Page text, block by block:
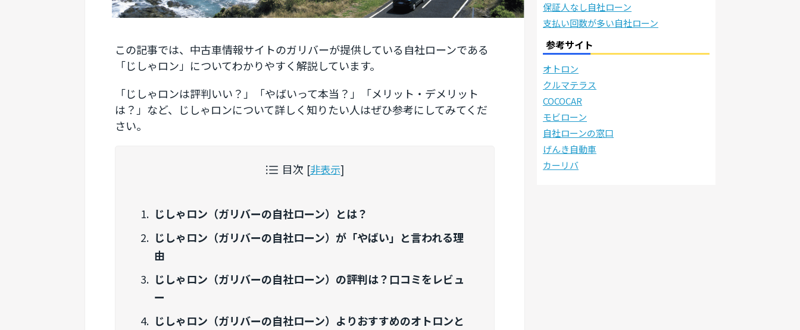
この記事では、中古車情報サイトのガリバーが提供している自社ローンである
「じしゃロン」についてわかりやすく解説しています。
「じしゃロンは評判いい？」「やばいって本当？」「メリット・デメリット
は？」など、じしゃロンについて詳しく知りたい人はぜひ参考にしてみてくだ
さい。
目次 [非表示]
じしゃロン（ガリバーの自社ローン）とは？
じしゃロン（ガリバーの自社ローン）が「やばい」と言われる理
由
じしゃロン（ガリバーの自社ローン）の評判は？口コミをレビュ
ー
じしゃロン（ガリバーの自社ローン）よりおすすめのオトロンと
保証人なし自社ローン
支払い回数が多い自社ローン
参考サイト
オトロン
クルマテラス
COCOCAR
モビローン
自社ローンの窓口
げんき自動車
カーリバ